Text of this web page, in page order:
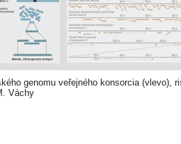
genomu veřejného konsorcia (vlevo),
Váchy